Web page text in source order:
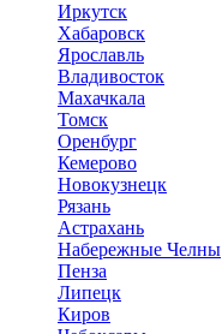
Иркутск
Хабаровск
Ярославль
Владивосток
Махачкала
Томск
Оренбург
Кемерово
Новокузнецк
Рязань
Астрахань
Набережные Челны
Пенза
Липецк
Киров